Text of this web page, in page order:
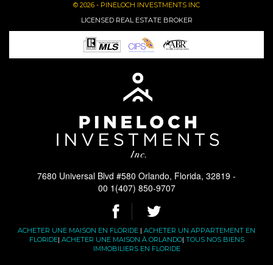
© 2026 - PINELOCH INVESTMENTS INC
LICENSED REAL ESTATE BROKER
7680 Universal Blvd #580 Orlando, Florida, 32819 -
00 1(407) 850-9707
ACHETER UNE MAISON EN FLORIDE | ACHETER UN APPARTEMENT EN
FLORIDE| ACHETER UNE MAISON À ORLANDO| TOUS NOS BIENS
IMMOBILIERS EN FLORIDE